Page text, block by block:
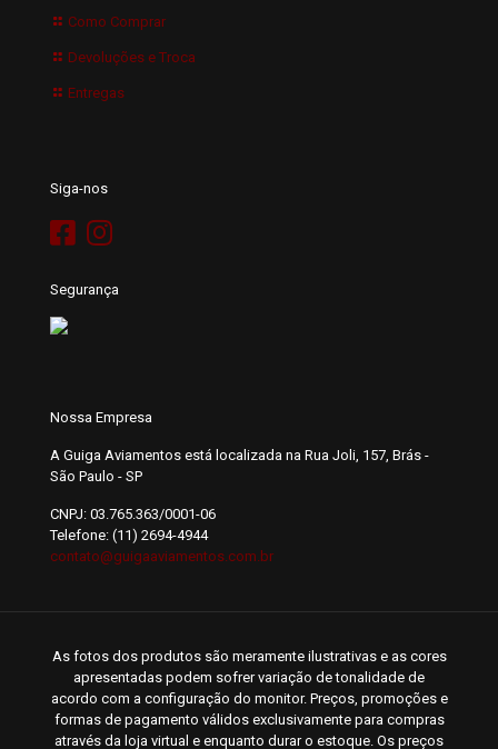
Como Comprar
Devoluções e Troca
Entregas
Siga-nos
Segurança
Nossa Empresa
A Guiga Aviamentos está localizada na Rua Joli, 157, Brás -
São Paulo - SP
CNPJ: 03.765.363/0001-06
Telefone: (11) 2694-4944
contato@guigaaviamentos.com.br
As fotos dos produtos são meramente ilustrativas e as cores
apresentadas podem sofrer variação de tonalidade de
acordo com a configuração do monitor. Preços, promoções e
formas de pagamento válidos exclusivamente para compras
através da loja virtual e enquanto durar o estoque. Os preços